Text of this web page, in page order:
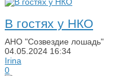
В гостях у НКО
АНО "Созвездие лошадь"
04.05.2024 16:34
Irina
0